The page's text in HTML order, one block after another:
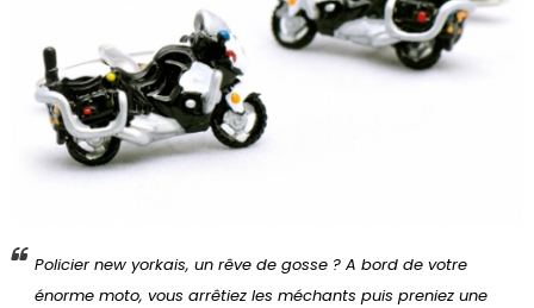
Policier new yorkais, un rêve de gosse ? A bord de votre
énorme moto, vous arrêtiez les méchants puis preniez une